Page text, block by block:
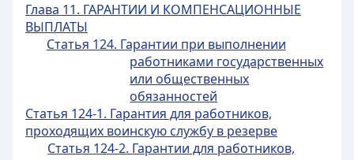
Глава 11. ГАРАНТИИ И КОМПЕНСАЦИОННЫЕ
ВЫПЛАТЫ
Статья 124. Гарантии при выполнении
работниками государственных
или общественных
обязанностей
Статья 124-1. Гарантия для работников,
проходящих воинскую службу в резерве
Статья 124-2. Гарантии для работников,